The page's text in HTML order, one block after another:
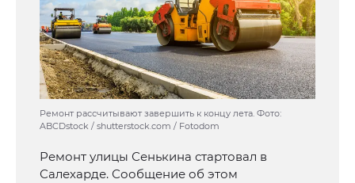
Ремонт рассчитывают завершить к концу лета. Фото:
ABCDstock / shutterstock.com / Fotodom
Ремонт улицы Сенькина стартовал в
Салехарде. Сообщение об этом